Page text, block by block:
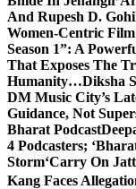
And Rupesh D.
Women-Centric
Season 1”: A
That Exposes The
Humanity…Diksha
DM Music City’s
Guidance, Not
Bharat Podcast
4 Podcasters;
Storm‘Carry On
Kang Faces